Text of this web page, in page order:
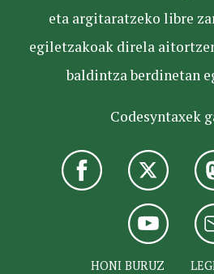
eta argitaratzeko libre
egiletzakoak direla
baldintza berdinetan
Codesyntaxek
HONI BURUZ